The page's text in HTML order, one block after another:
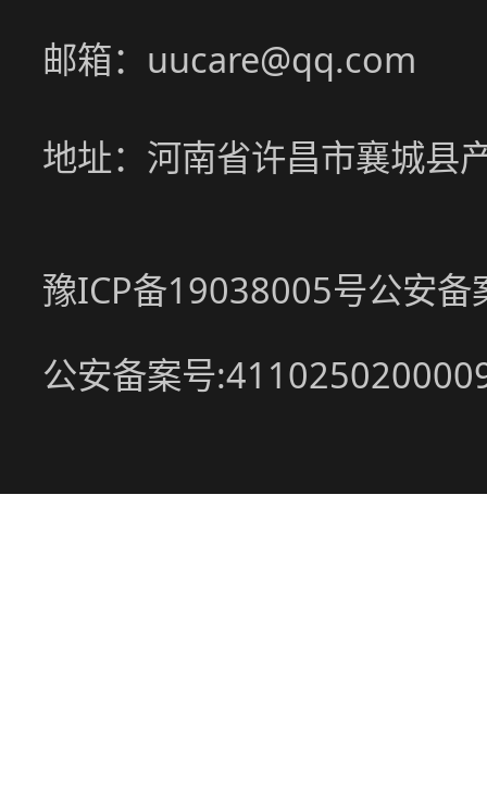
邮箱：uucare@qq.com
地址：河南省许昌市襄城县
豫ICP备19038005号公安
公安备案号